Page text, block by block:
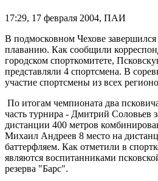
17:29, 17 февраля 2004, ПАИ
В подмосковном Чехове
плаванию. Как сообщили
городском спорткомитете,
представляли 4 спортсмена. В
участие спортсмены из всех
По итогам чемпионата два
часть турнира - Дмитрий Соловьев
дистанции 400 метров
Михаил Андреев 8 место на
баттерфляем. Как отметили в
являются воспитанниками
резерва "Барс".